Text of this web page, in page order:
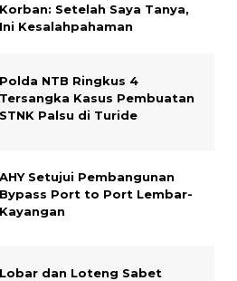
Korban: Setelah Saya Tanya,
Ini Kesalahpahaman
Polda NTB Ringkus 4
Tersangka Kasus Pembuatan
STNK Palsu di Turide
AHY Setujui Pembangunan
Bypass Port to Port Lembar-
Kayangan
Lobar dan Loteng Sabet